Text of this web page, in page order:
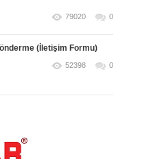
79020 0
(İletişim Formu)
52398 0